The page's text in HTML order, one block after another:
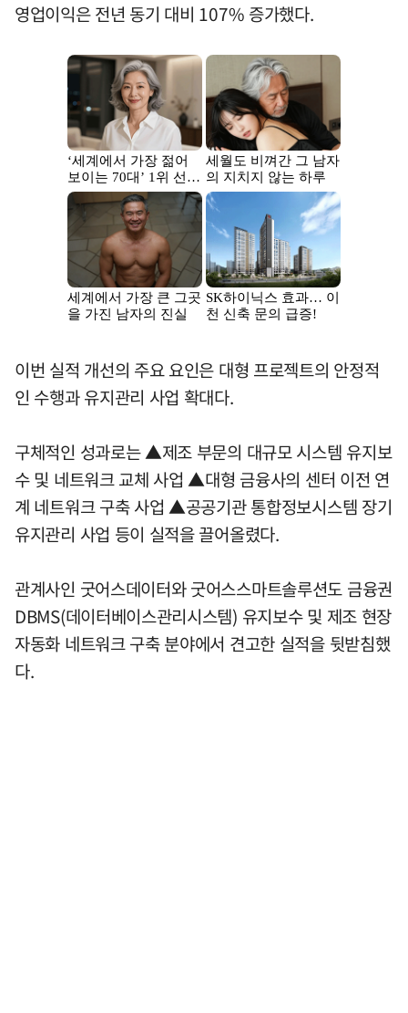
영업이익은 전년 동기 대비 107% 증가했다.
이번 실적 개선의 주요 요인은 대형 프로젝트의 안정적
인 수행과 유지관리 사업 확대다.
구체적인 성과로는 ▲제조 부문의 대규모 시스템 유지보
수 및 네트워크 교체 사업 ▲대형 금융사의 센터 이전 연
계 네트워크 구축 사업 ▲공공기관 통합정보시스템 장기
유지관리 사업 등이 실적을 끌어올렸다.
관계사인 굿어스데이터와 굿어스스마트솔루션도 금융권
DBMS(데이터베이스관리시스템) 유지보수 및 제조 현장
자동화 네트워크 구축 분야에서 견고한 실적을 뒷받침했
다.